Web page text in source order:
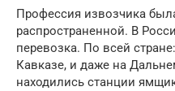
Профессия извозчика
распространенной. В
перевозка. По всей
Кавказе, и даже на
находились станции